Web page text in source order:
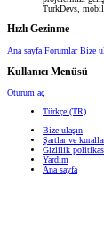
TurkDevs, mobil
Hızlı Gezinme
Ana sayfa Forumlar Bize
Kullanıcı Menüsü
Oturum aç
Türkçe (TR)
Bize ulaşın
Şartlar ve
Gizlilik
Yardım
Ana sayfa